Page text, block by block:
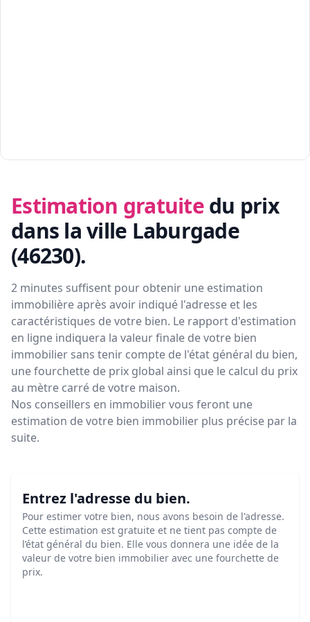
Estimation gratuite du prix
dans la ville Laburgade
(46230).
2 minutes suffisent pour obtenir une estimation
immobilière après avoir indiqué l'adresse et les
caractéristiques de votre bien. Le rapport d'estimation
en ligne indiquera la valeur finale de votre bien
immobilier sans tenir compte de l'état général du bien,
une fourchette de prix global ainsi que le calcul du prix
au mètre carré de votre maison.
Nos conseillers en immobilier vous feront une
estimation de votre bien immobilier plus précise par la
suite.
Entrez l'adresse du bien.
Pour estimer votre bien, nous avons besoin de l'adresse.
Cette estimation est gratuite et ne tient pas compte de
l’état général du bien. Elle vous donnera une idée de la
valeur de votre bien immobilier avec une fourchette de
prix.